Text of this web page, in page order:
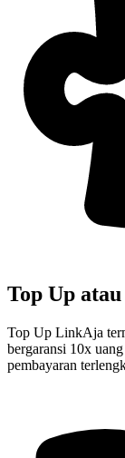
Top Up
Top Up LinkAja
bergaransi 10x
pembayaran